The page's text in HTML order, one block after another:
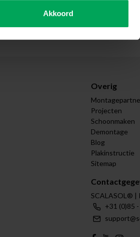
Akkoord
Neem contact met ons
Overig
Projecten
Schoonmaken
Demontage
Blog
Plakinstructie
Sitemap
SCALASOL® |
+31 (0)85